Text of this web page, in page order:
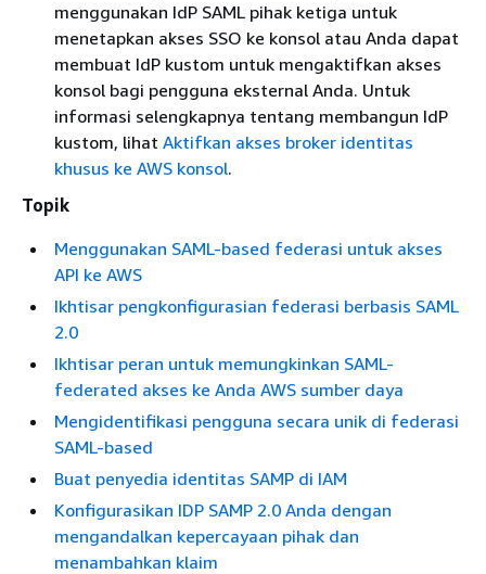
menggunakan IdP SAML pihak ketiga untuk
menetapkan akses SSO ke konsol atau Anda dapat
membuat IdP kustom untuk mengaktifkan akses
konsol bagi pengguna eksternal Anda. Untuk
informasi selengkapnya tentang membangun IdP
kustom, lihat Aktifkan akses broker identitas
khusus ke AWS konsol.
Topik
Menggunakan SAML-based federasi untuk akses
API ke AWS
Ikhtisar pengkonfigurasian federasi berbasis SAML
2.0
Ikhtisar peran untuk memungkinkan SAML-
federated akses ke Anda AWS sumber daya
Mengidentifikasi pengguna secara unik di federasi
SAML-based
Buat penyedia identitas SAMP di IAM
Konfigurasikan IDP SAMP 2.0 Anda dengan
mengandalkan kepercayaan pihak dan
menambahkan klaim